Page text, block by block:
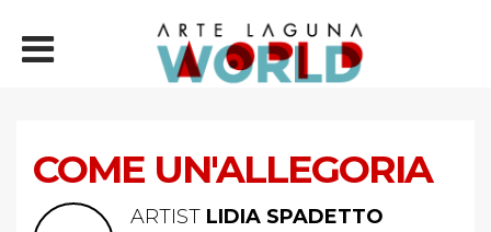
COME UN'ALLEGORIA
ARTIST LIDIA SPADETTO